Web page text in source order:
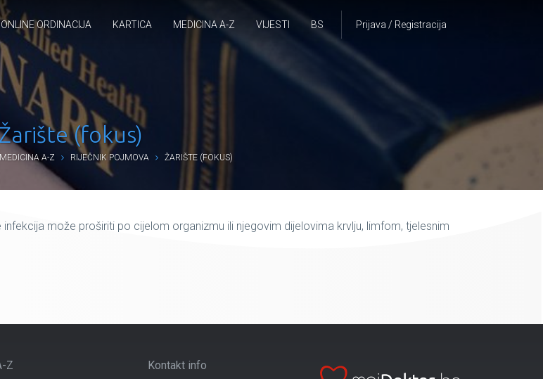
Prijava / Registracija
ONLINE ORDINACIJA KARTICA MEDICINA A-Z VIJESTI BS
(fokus)
MEDICINA A-Z RIJEČNIK POJMOVA ŽARIŠTE (FOKUS)
može proširiti po cijelom organizmu ili njegovim dijelovima krvlju, limfom, tjelesnim
Z Kontakt info